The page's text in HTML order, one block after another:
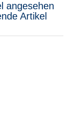
angesehen
Artikel